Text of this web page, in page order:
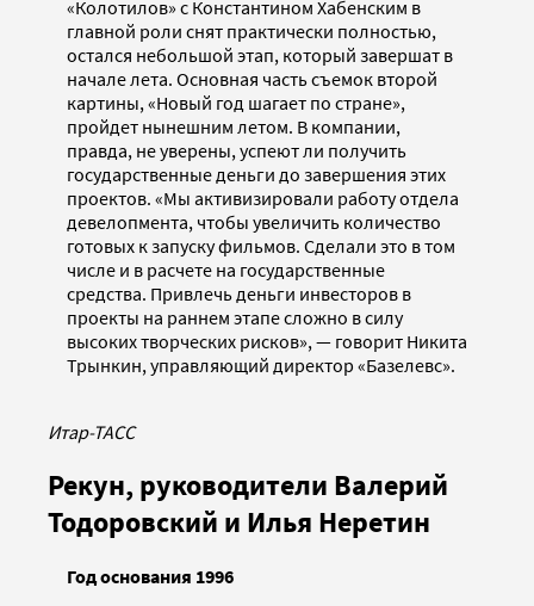
«Колотилов» с Константином Хабенским в
главной роли снят практически полностью,
остался небольшой этап, который завершат в
начале лета. Основная часть съемок второй
картины, «Новый год шагает по стране»,
пройдет нынешним летом. В компании,
правда, не уверены, успеют ли получить
государственные деньги до завершения этих
проектов. «Мы активизировали работу отдела
девелопмента, чтобы увеличить количество
готовых к запуску фильмов. Сделали это в том
числе и в расчете на государственные
средства. Привлечь деньги инвесторов в
проекты на раннем этапе сложно в силу
высоких творческих рисков», — говорит Никита
Трынкин, управляющий директор «Базелевс».
Итар-ТАСС
Рекун, руководители Валерий
Тодоровский и Илья Неретин
Год основания 1996